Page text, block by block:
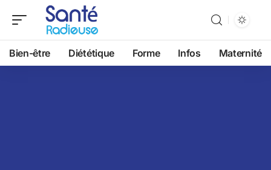
Bien-être Diététique Forme Infos Maternité